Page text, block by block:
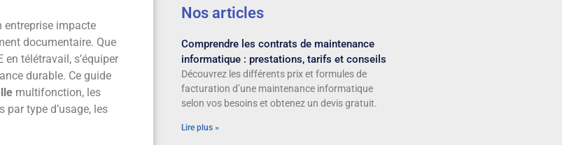
entreprise impacte
documentaire. Que
télétravail, s’équiper
durable. Ce guide
multifonction, les
par type d’usage, les
Nos articles
Comprendre les contrats de maintenance
informatique : prestations, tarifs et conseils
Découvrez les différents prix et formules de
facturation d’une maintenance informatique
selon vos besoins et obtenez un devis gratuit.
Lire plus »